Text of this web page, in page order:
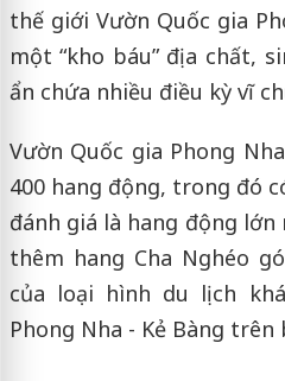
thế giới Vườn Quốc gia
một “kho báu” địa chất,
ẩn chứa nhiều điều kỳ vĩ
Vườn Quốc gia Phong
400 hang động, trong đó
đánh giá là hang động
thêm hang Cha Nghéo
của loại hình du lịch
Phong Nha - Kẻ Bàng